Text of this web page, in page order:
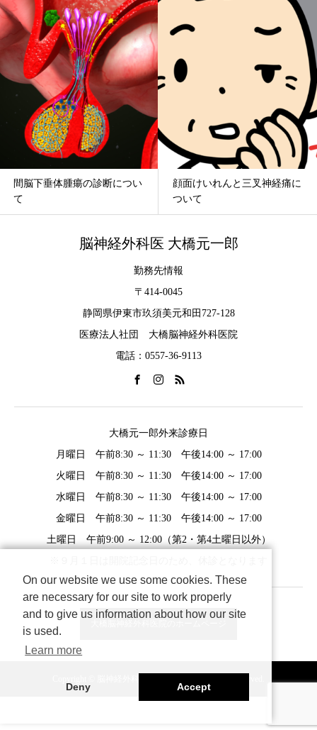
垂体腫瘍の診断につい
顔面けいれんと三叉神経痛に
脳
脳神経外科医 大橋元一郎
勤務先情報
〒414-0045
静岡県伊東市玖須美元和田727-128
医療法人社団 大橋脳神経外科医院
電話：0557-36-9113
大橋元一郎外来診療日
月曜日 午前8:30 ～ 11:30 午後14:00 ～ 17:00
火曜日 午前8:30 ～ 11:30 午後14:00 ～ 17:00
水曜日 午前8:30 ～ 11:30 午後14:00 ～ 17:00
金曜日 午前8:30 ～ 11:30 午後14:00 ～ 17:00
土曜日 午前9:00 ～ 12:00（第2・第4土曜日以外）
On our website we use some cookies. These
are necessary for our site to work properly
and to give us information about how our site
is used.
Learn more
Deny Accept